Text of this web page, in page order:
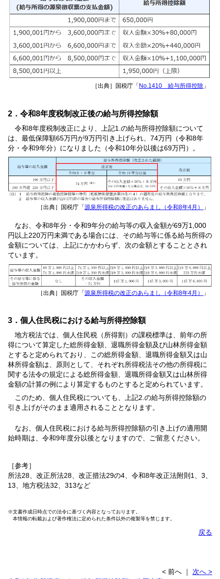
［出典］国税庁「 No.1410 給与所得控除 」
2．令和8年度税制改正後の給与所得控除額
令和8年度税制改正により、上記1.の給与所得控除額について
は、最低保障額65万円が9万円引き上げられ、74万円（令和8年
分・令和9年分）になりました（令和10年分以後は69万円）。
［出典］国税庁「源泉所得税の改正のあらまし（令和8年4月） 」
なお、令和8年分・令和9年分の給与等の収入金額が69万1,000
円以上220万円未満である場合には、その給与等に係る給与所得の
金額については、上記にかかわらず、次の金額とすることとされ
ています。
［出典］国税庁「源泉所得税の改正のあらまし（令和8年4月） 」
3．個人住民税における給与所得控除額
地方税法では、個人住民税（所得割）の課税標準は、前年の所
得について算定した総所得金額、退職所得金額及び山林所得金額
とすると定められており、この総所得金額、退職所得金額又は山
林所得金額は、原則として、それぞれ所得税法その他の所得税に
関する法令の規定による総所得金額、退職所得金額又は山林所得
金額の計算の例により算定するものとすると定められています。
このため、個人住民税についても、上記2.の給与所得控除額の
引き上げがそのまま適用されることとなります。
なお、個人住民税における給与所得控除額の引き上げの適用開
始時期は、令和9年度分以後となりますので、ご留意ください。
［参考］
所法28、改正所法28、改正措法29の4、令和8年改正法附則1、3、
13、地方税法32、313など
※文書作成日時点での法令に基づく内容となっております。
本情報の転載および著作権法に定められた条件以外の複製等を禁じます。
戻る
< 前へ ｜ 次へ >